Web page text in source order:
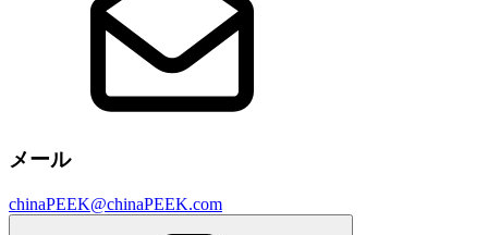
メール
chinaPEEK@chinaPEEK.com